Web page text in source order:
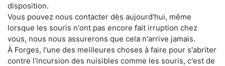
disposition.
Vous pouvez nous contacter dès aujourd'hui, même
lorsque les souris n'ont pas encore fait irruption chez
vous, nous nous assurerons que cela n'arrive jamais.
À Forges, l'une des meilleures choses à faire pour s'abriter
contre l'incursion des nuisibles comme les souris, c'est de